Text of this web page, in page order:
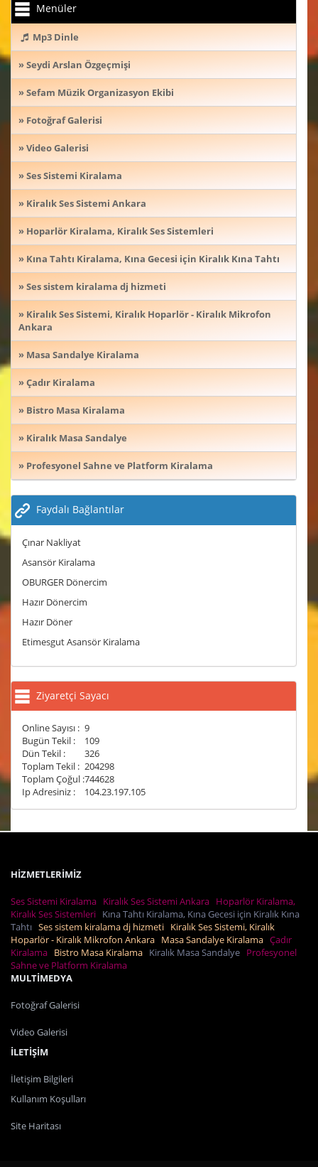
Menüler
Mp3 Dinle
» Seydi Arslan Özgeçmişi
» Sefam Müzik Organizasyon Ekibi
» Fotoğraf Galerisi
» Video Galerisi
» Ses Sistemi Kiralama
» Kiralık Ses Sistemi Ankara
» Hoparlör Kiralama, Kiralık Ses Sistemleri
» Kına Tahtı Kiralama, Kına Gecesi için Kiralık Kına Tahtı
» Ses sistem kiralama dj hizmeti
» Kiralık Ses Sistemi, Kiralık Hoparlör - Kiralık Mikrofon
Ankara
» Masa Sandalye Kiralama
» Çadır Kiralama
» Bistro Masa Kiralama
» Kiralık Masa Sandalye
» Profesyonel Sahne ve Platform Kiralama
Faydalı Bağlantılar
Çınar Nakliyat
Asansör Kiralama
OBURGER Dönercim
Hazır Dönercim
Hazır Döner
Etimesgut Asansör Kiralama
Ziyaretçi Sayacı
Online Sayısı : 9
Bugün Tekil :
109
Dün Tekil :
326
Toplam Tekil : 204298
Toplam Çoğul :744628
Ip Adresiniz :
104.23.197.105
HİZMETLERİMİZ
Ses Sistemi Kiralama Kiralık Ses Sistemi Ankara Hoparlör Kiralama,
Kiralık Ses Sistemleri Kına Tahtı Kiralama, Kına Gecesi için Kiralık Kına
Tahtı Ses sistem kiralama dj hizmeti Kiralık Ses Sistemi, Kiralık
Hoparlör - Kiralık Mikrofon Ankara Masa Sandalye Kiralama Çadır
Kiralama Bistro Masa Kiralama Kiralık Masa Sandalye Profesyonel
Sahne ve Platform Kiralama
MULTİMEDYA
Fotoğraf Galerisi
Video Galerisi
İLETİŞİM
İletişim Bilgileri
Kullanım Koşulları
Site Haritası